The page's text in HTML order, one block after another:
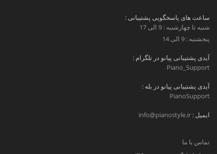
ساعت های پاسخگویی پشتیبانی :
شنبه تا چهارشنبه : 9 الی 17
پنجشنبه : 9 الی 14
آیدی پشتیبانی پیانو در تلگرام :
Piano_Support
آیدی پشتیبانی پیانو در بله :
PianoSupport
ایمیل : info@pianostyle.ir
تماس با ما